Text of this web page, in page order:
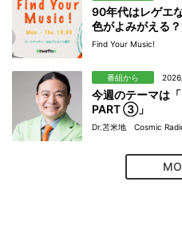
90年代はレゲエ
色がよみがえる？
Find Your Music!
番組から
今週のテーマは
PART ③」
Dr.苫米地 Cosmic